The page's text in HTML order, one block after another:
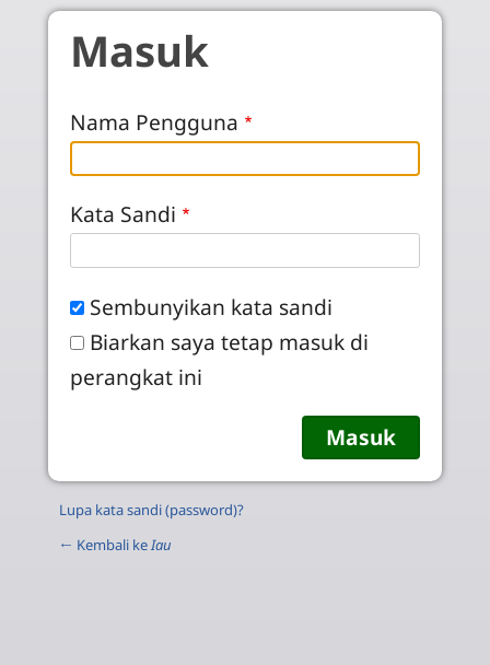
Skip to main content
Masuk
Nama Pengguna
Kata Sandi
Sembunyikan kata sandi
Biarkan saya tetap masuk di
perangkat ini
Lupa kata sandi (password)?
← Kembali keIau